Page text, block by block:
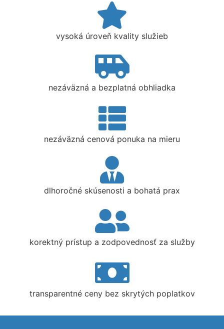
vysoká úroveň kvality služieb
nezáväzná a bezplatná obhliadka
nezáväzná cenová ponuka na mieru
dlhoročné skúsenosti a bohatá prax
korektný prístup a zodpovednosť za služby
transparentné ceny bez skrytých poplatkov